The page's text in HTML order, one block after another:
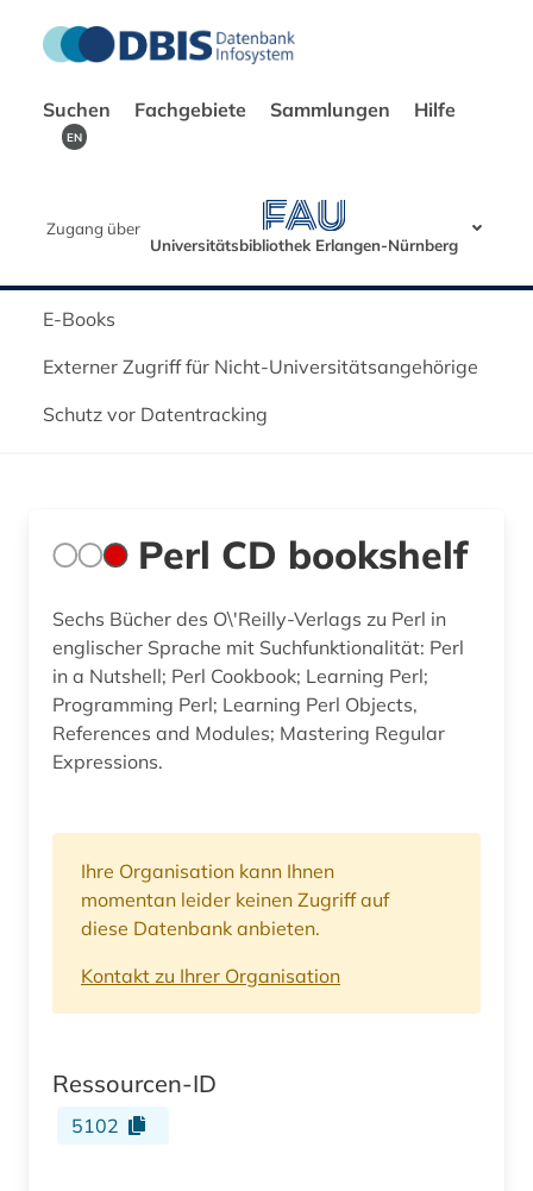
Suchen Fachgebiete Sammlungen Hilfe
EN
Zugang über
Universitätsbibliothek Erlangen-Nürnberg
E-Books
Externer Zugriff für Nicht-Universitätsangehörige
Schutz vor Datentracking
Perl CD bookshelf
Sechs Bücher des O\'Reilly-Verlags zu Perl in
englischer Sprache mit Suchfunktionalität: Perl
in a Nutshell; Perl Cookbook; Learning Perl;
Programming Perl; Learning Perl Objects,
References and Modules; Mastering Regular
Expressions.
Ihre Organisation kann Ihnen
momentan leider keinen Zugriff auf
diese Datenbank anbieten.
Kontakt zu Ihrer Organisation
Ressourcen-ID
5102